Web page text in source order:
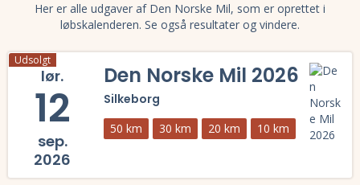
Her er alle udgaver af Den Norske Mil, som er oprettet i
løbskalenderen. Se også resultater og vindere.
Udsolgt
lør.
12
sep.
2026
Den Norske Mil 2026
Silkeborg
50 km 30 km 20 km 10 km